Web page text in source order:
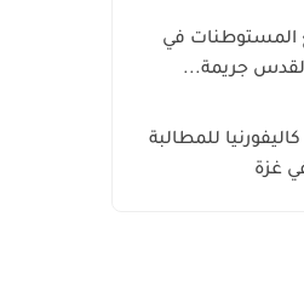
المستوطنات في
جريمة...
للمطالبة
غزة